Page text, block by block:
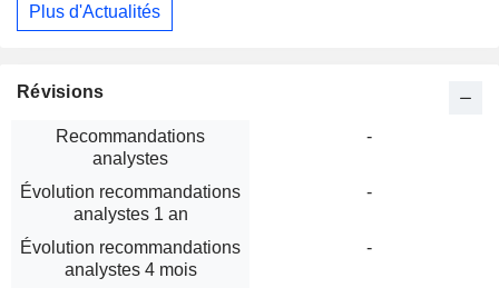
Plus d'Actualités
Révisions
Recommandations
analystes
-
Évolution recommandations
analystes 1 an
-
Évolution recommandations
analystes 4 mois
-